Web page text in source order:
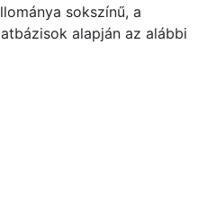
sokszínű, a
alapján az alábbi